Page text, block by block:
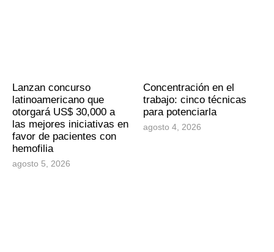
Lanzan concurso
latinoamericano que
otorgará US$ 30,000 a
las mejores iniciativas en
favor de pacientes con
hemofilia
agosto 5, 2026
Concentración en el
trabajo: cinco técnicas
para potenciarla
agosto 4, 2026